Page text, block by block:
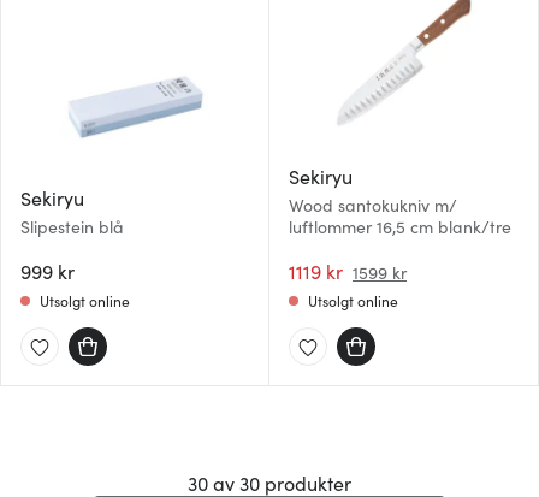
Sekiryu
Slipestein blå
999 kr
Utsolgt online
Sekiryu
Wood santokukniv m/
luftlommer 16,5 cm blank/tre
1119 kr 1599 kr
Utsolgt online
30 av 30 produkter